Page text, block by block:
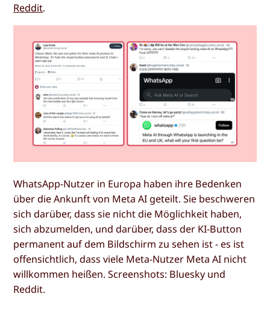
Reddit.
WhatsApp-Nutzer in Europa haben ihre Bedenken
über die Ankunft von Meta AI geteilt. Sie beschweren
sich darüber, dass sie nicht die Möglichkeit haben,
sich abzumelden, und darüber, dass der KI-Button
permanent auf dem Bildschirm zu sehen ist - es ist
offensichtlich, dass viele Meta-Nutzer Meta AI nicht
willkommen heißen. Screenshots: Bluesky und
Reddit.